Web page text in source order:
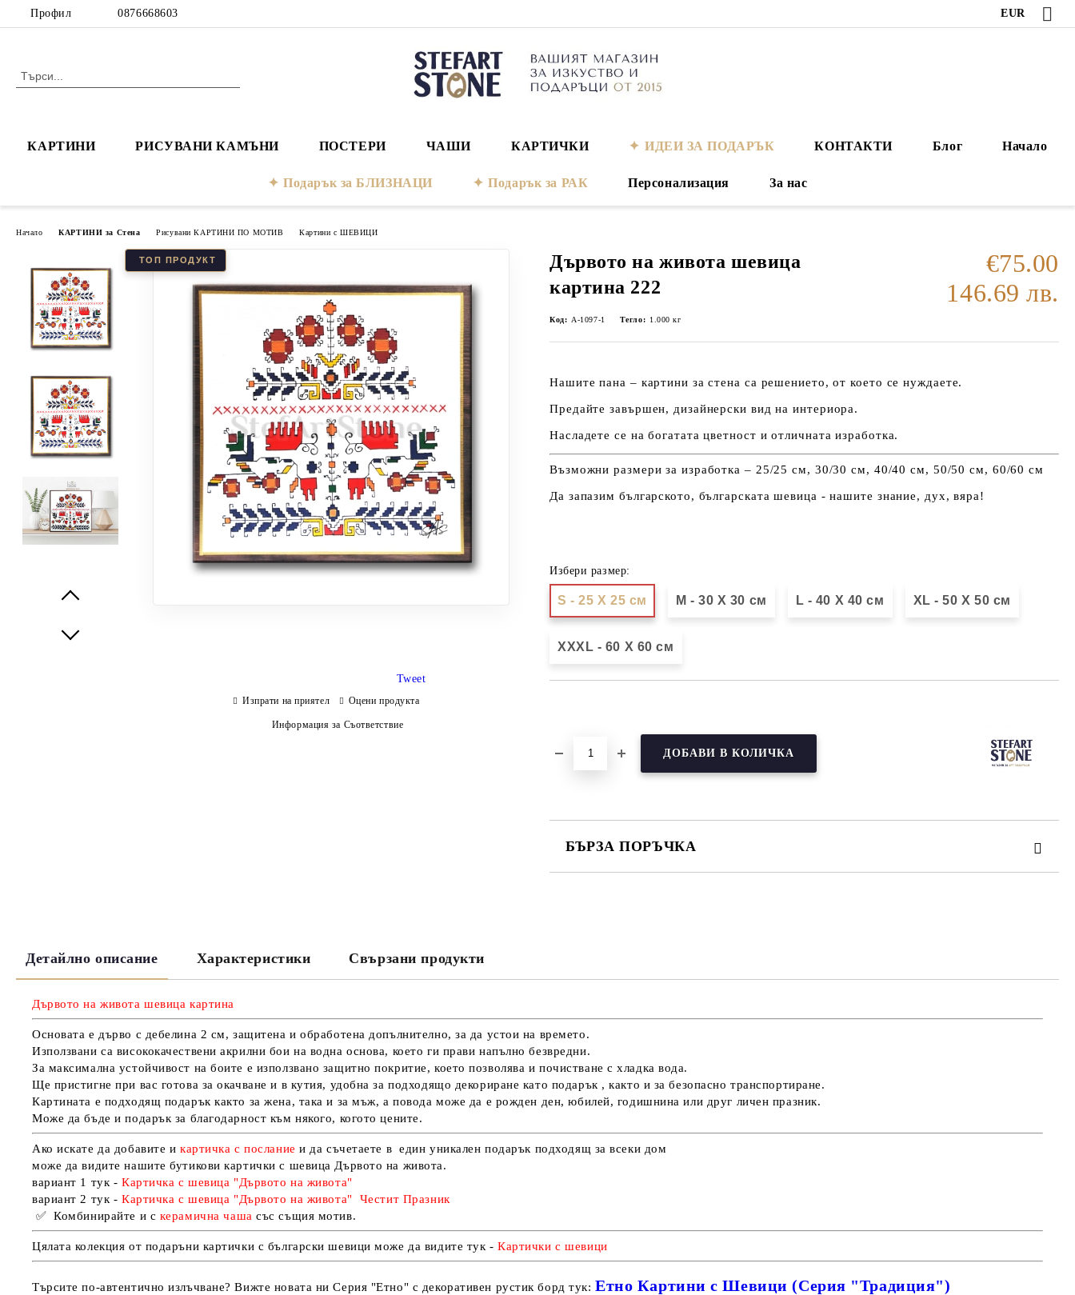
Профил 0876668603 EUR
КАРТИНИ РИСУВАНИ КАМЪНИ ПОСТЕРИ ЧАШИ КАРТИЧКИ ИДЕИ ЗА ПОДАРЪК КОНТАКТИ Блог Начало
Подарък за БЛИЗНАЦИ Подарък за РАК Персонализация За нас
Начало КАРТИНИ за Стена Рисувани КАРТИНИ ПО МОТИВ Картини с ШЕВИЦИ
Дървото на живота шевица
картина 222
€75.00
146.69 лв.
Код: А-1097-1 Тегло: 1.000 кг
Нашите пана – картини за стена са решението, от което се нуждаете.
Предайте завършен, дизайнерски вид на интериора.
Насладете се на богатата цветност и отличната изработка.
Възможни размери за изработка – 25/25 см, 30/30 см, 40/40 см, 50/50 см, 60/60 см
Да запазим българското, българската шевица - нашите знание, дух, вяра!
Избери размер:
S - 25 X 25 см М - 30 Х 30 см L - 40 X 40 см XL - 50 X 50 см
XXXL - 60 X 60 см
БЪРЗА ПОРЪЧКА
Tweet
Изпрати на приятел Оцени продукта
Информация за Съответствие
Детайлно описание Характеристики Свързани продукти
Дървото на живота шевица картина
Основата е дърво с дебелина 2 см, защитена и обработена допълнително, за да устои на времето.
Използвани са висококачествени акрилни бои на водна основа, което ги прави напълно безвредни.
За максимална устойчивост на боите е използвано защитно покритие, което позволява и почистване с хладка вода.
Ще пристигне при вас готова за окачване и в кутия, удобна за подходящо декориране като подарък , както и за безопасно транспортиране.
Картината е подходящ подарък както за жена, така и за мъж, а повода може да е рожден ден, юбилей, годишнина или друг личен празник.
Може да бъде и подарък за благодарност към някого, когото цените.
Ако искате да добавите и картичка с послание и да съчетаете в един уникален подарък подходящ за всеки дом
може да видите нашите бутикови картички с шевица Дървото на живота.
вариант 1 тук - Картичка с шевица "Дървото на живота"
вариант 2 тук - Картичка с шевица "Дървото на живота" Честит Празник
✅ Комбинирайте и с керамична чаша със същия мотив.
Цялата колекция от подаръни картички с български шевици може да видите тук - Картички с шевици
Търсите по-автентично излъчване? Вижте новата ни Серия "Етно" с декоративен рустик борд тук: Етно Картини с Шевици (Серия "Традиция")